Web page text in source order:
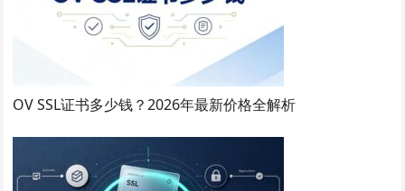
OV SSL证书多少钱？2026年最新价格全解析